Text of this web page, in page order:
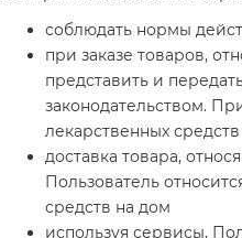
соблюдать нормы
при заказе товаров,
представить и
законодательством.
лекарственных
доставка товара,
Пользователь
средств на дом
используя сервисы,